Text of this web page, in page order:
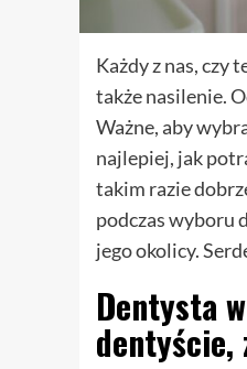
Każdy z nas, czy
także nasilenie.
Ważne, aby
najlepiej, jak
takim razie
podczas wyboru
jego okolicy.
Dentysta
dentyście,